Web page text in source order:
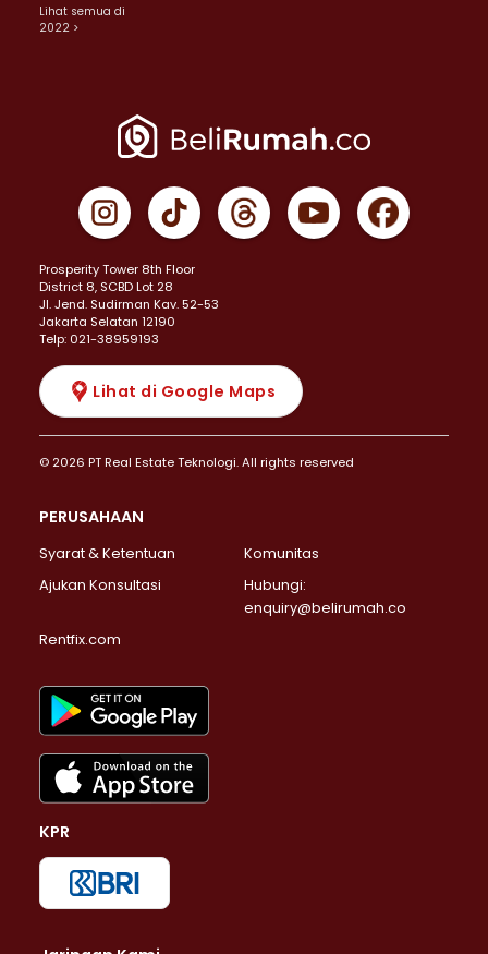
Lihat semua di
2022 >
Prosperity Tower 8th Floor
District 8, SCBD Lot 28
JI. Jend. Sudirman Kav. 52-53
Jakarta Selatan 12190
Telp: 021-38959193
Lihat di Google Maps
© 2026 PT Real Estate Teknologi. All rights reserved
PERUSAHAAN
Syarat & Ketentuan
Komunitas
Ajukan Konsultasi
Hubungi:
enquiry@belirumah.co
Rentfix.com
KPR